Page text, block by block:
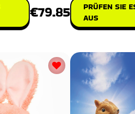
€79.85
PRÜFEN SIE
AUS